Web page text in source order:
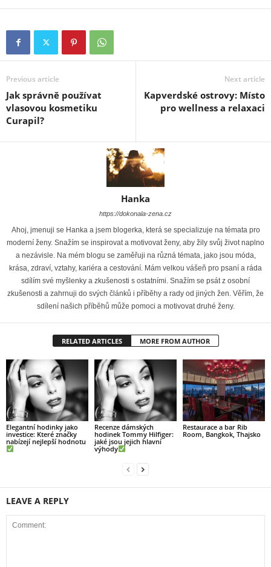
Previous article
Jak správně používat
vlasovou kosmetiku
Curapil?
Next article
Kapverdské ostrovy: Místo
pro wellness a relaxaci
Hanka
https://dokonala-zena.cz
Ahoj, jmenuji se Hanka a jsem blogerka, která se specializuje na témata pro
moderní ženy. Snažím se inspirovat a motivovat ženy, aby žily svůj život naplno
a nezávisle. Na mém blogu se zaměřuji na různá témata, jako jsou móda,
krása, zdraví, vztahy, kariéra a cestování. Mám velkou vášeň pro psaní a ráda
sdílím své myšlenky a zkušenosti s ostatními. Snažím se psát z osobní
zkušenosti a zahrnuji do svých článků i příběhy a rady od jiných žen. Věřím, že
sdílení našich příběhů může pomoci a motivovat druhé ženy.
RELATED ARTICLES MORE FROM AUTHOR
Elegantní hodinky jako
investice: Které značky
nabízejí nejlepší hodnotu
Recenze dámských
hodinek Tommy Hilfiger:
jaké jsou jejich hlavní
výhody
Restaurace a bar Rib
Room, Bangkok, Thajsko
LEAVE A REPLY